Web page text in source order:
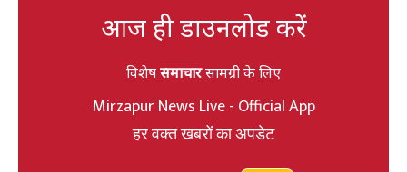
आज ही डाउनलोड करें
विशेषसमाचारसामग्री के लिए
Mirzapur News Live - Official App
हर वक्त खबरों का अपडेट